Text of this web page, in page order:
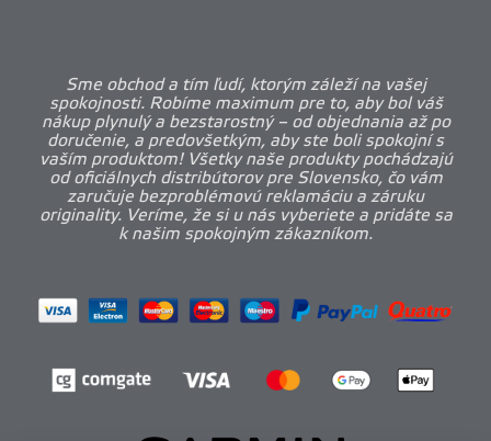
Sme obchod a tím ľudí, ktorým záleží na vašej
spokojnosti. Robíme maximum pre to, aby bol váš
nákup plynulý a bezstarostný – od objednania až po
doručenie, a predovšetkým, aby ste boli spokojní s
vaším produktom! Všetky naše produkty pochádzajú
od oficiálnych distribútorov pre Slovensko, čo vám
zaručuje bezproblémovú reklamáciu a záruku
originality. Veríme, že si u nás vyberiete a pridáte sa
k našim spokojným zákazníkom.